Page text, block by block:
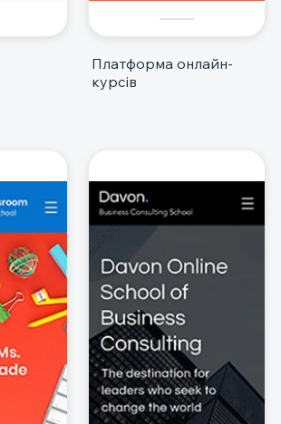
Платформа онлайн-
курсів